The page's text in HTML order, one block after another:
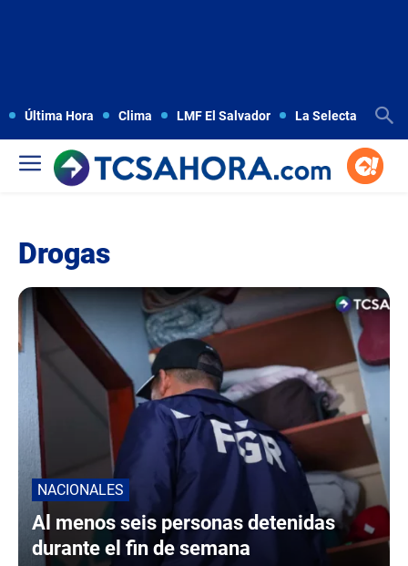
Última Hora Clima LMF El Salvador La Selecta
Drogas
NACIONALES
Al menos seis personas detenidas
durante el fin de semana